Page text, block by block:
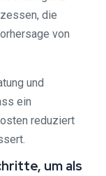
die
von
und
ein
reduziert
um als